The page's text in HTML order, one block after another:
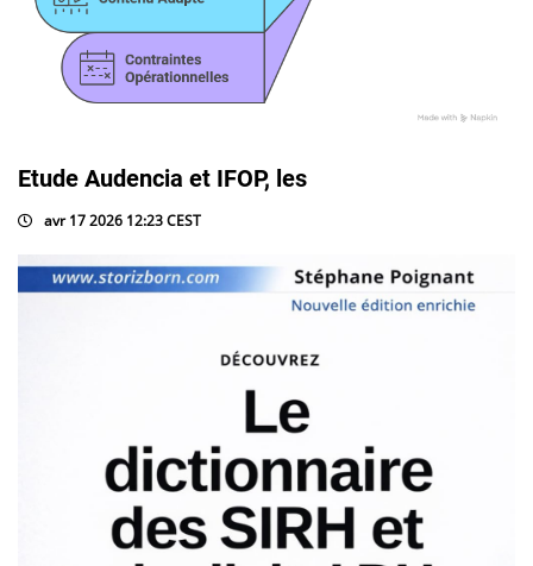
Etude Audencia et IFOP, les
avr 17 2026 12:23 CEST